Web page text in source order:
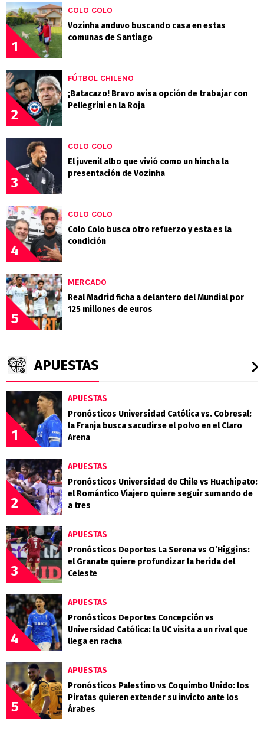
1
COLO COLO
Vozinha anduvo buscando casa en estas
comunas de Santiago
2
FÚTBOL CHILENO
¡Batacazo! Bravo avisa opción de trabajar con
Pellegrini en la Roja
3
COLO COLO
El juvenil albo que vivió como un hincha la
presentación de Vozinha
4
COLO COLO
Colo Colo busca otro refuerzo y esta es la
condición
5
MERCADO
Real Madrid ficha a delantero del Mundial por
125 millones de euros
APUESTAS
1
APUESTAS
Pronósticos Universidad Católica vs. Cobresal:
la Franja busca sacudirse el polvo en el Claro
Arena
2
APUESTAS
Pronósticos Universidad de Chile vs Huachipato:
el Romántico Viajero quiere seguir sumando de
a tres
3
APUESTAS
Pronósticos Deportes La Serena vs O’Higgins:
el Granate quiere profundizar la herida del
Celeste
4
APUESTAS
Pronósticos Deportes Concepción vs
Universidad Católica: la UC visita a un rival que
llega en racha
5
APUESTAS
Pronósticos Palestino vs Coquimbo Unido: los
Piratas quieren extender su invicto ante los
Árabes